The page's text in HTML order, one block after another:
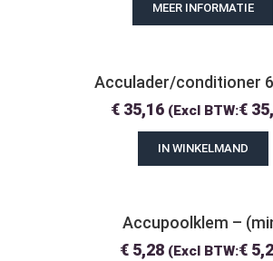
MEER INFORMATIE
Acculader/conditioner
€35,16 (Excl BTW:€
IN WINKELMAND
Accupoolklem –
€5,28 (Excl BTW:€